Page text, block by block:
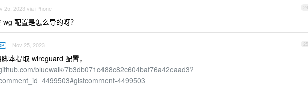
24
25, 2023 via iPhone
配置是怎么导的呀？
25
Nov 25, 2023
本提取 wireguard 配置，
bluewalk/7b3db071c488c82c604baf76a42eaad3?
4499503